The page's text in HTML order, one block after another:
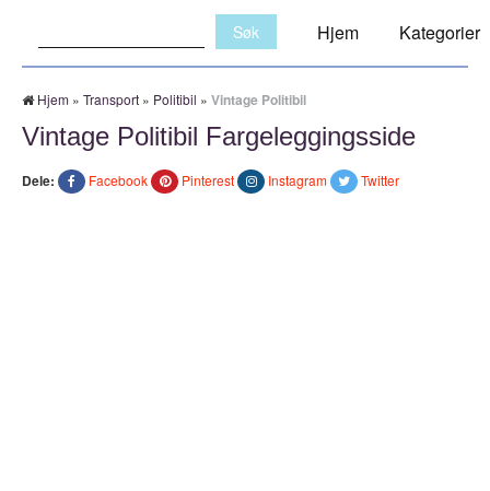
Hjem Kategorier
Hjem » Transport » Politibil » Vintage Politibil
Vintage Politibil Fargeleggingsside
Dele: Facebook Pinterest Instagram Twitter